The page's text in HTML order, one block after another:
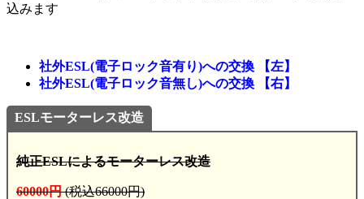
込みます
社外ESL(電子ロック音有り)への交換 【左】
社外ESL(電子ロック音無し)への交換 【右】
ESLモーターレス改造
純正ESLによるモーターレス改造
60000円(税込66000円)